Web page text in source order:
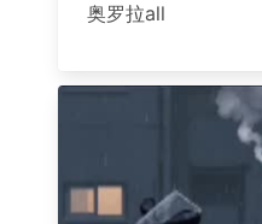
奥罗拉all